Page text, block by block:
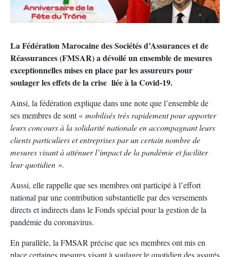
La Fédération Marocaine des Sociétés d’Assurances et de
Réassurances (FMSAR) a dévoilé un ensemble de mesures
exceptionnelles mises en place par les assureurs pour
soulager les effets de la crise liée à la Covid-19.
Ainsi, la fédération explique dans une note que l’ensemble de
ses membres de sont « mobilisés très rapidement pour apporter
leurs concours à la solidarité nationale en accompagnant leurs
clients particuliers et entreprises par un certain nombre de
mesures visant à atténuer l’impact de la pandémie et faciliter
leur quotidien ».
Aussi, elle rappelle que ses membres ont participé à l’effort
national par une contribution substantielle par des versements
directs et indirects dans le Fonds spécial pour la gestion de la
pandémie du coronavirus.
En parallèle, la FMSAR précise que ses membres ont mis en
place certaines mesures visant à soulager le quotidien des assurés